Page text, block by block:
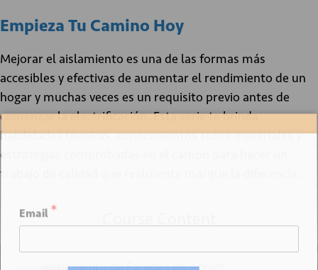
Empieza Tu Camino Hoy
Mejorar el aislamiento es una de las formas más
accesibles y efectivas de aumentar el rendimiento de un
hogar y muchas veces es un requisito previo antes de
comenzar la electrificación. Esta serie te brinda
habilidades técnicas, conocimientos sobre materiales y
estrategias comprobadas en el campo para hacer un
trabajo de calidad que realmente marque la diferencia.
Aislamiento de Paredes de Apoyo
Sign up for our newsletter
Email *